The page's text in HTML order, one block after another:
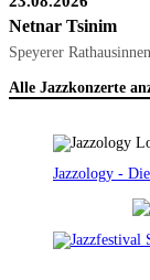
Netnar Tsinim
Speyerer
Alle Jazzkonzerte
Jazzology -